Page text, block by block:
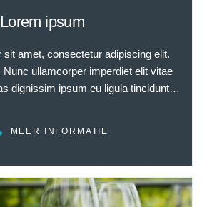
Lorem ipsum
sit amet, consectetur adipiscing elit.
ullamcorper imperdiet elit vitae
dignissim ipsum eu ligula tincidunt
Nullam quis tempor ipsum. Nam
interdum. Donec quis aliquam
eleifend lorem. Ut eget tellus ut
MEER INFORMATIE